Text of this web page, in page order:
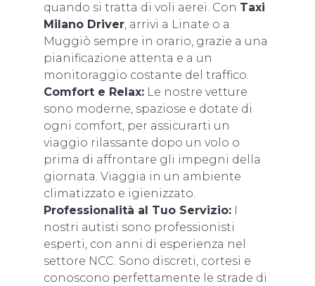
quando si tratta di voli aerei. Con Taxi
Milano Driver, arrivi a Linate o a
Muggiò sempre in orario, grazie a una
pianificazione attenta e a un
monitoraggio costante del traffico.
Comfort e Relax: Le nostre vetture
sono moderne, spaziose e dotate di
ogni comfort, per assicurarti un
viaggio rilassante dopo un volo o
prima di affrontare gli impegni della
giornata. Viaggia in un ambiente
climatizzato e igienizzato.
Professionalità al Tuo Servizio:
nostri autisti sono professionisti
esperti, con anni di esperienza nel
settore NCC. Sono discreti, cortesi e
conoscono perfettamente le strade di